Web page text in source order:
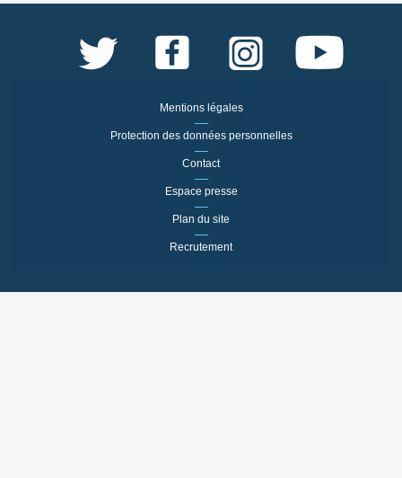
Mentions légales
Protection des données personnelles
Contact
Espace presse
Plan du site
Recrutement